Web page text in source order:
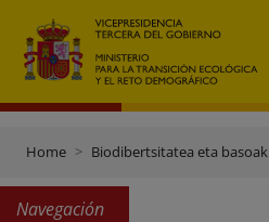
Home Biodibertsitatea eta basoak
Navegación